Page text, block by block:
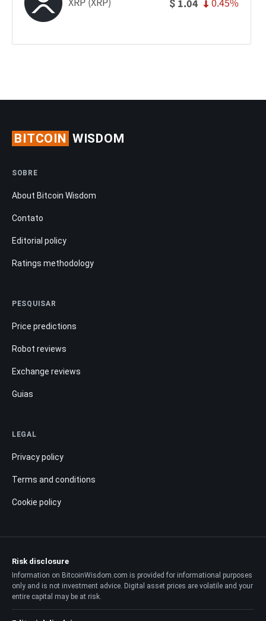
$ 1.04 0.45%
BITCOIN WISDOM
SOBRE
About Bitcoin Wisdom
Contato
Editorial policy
Ratings methodology
PESQUISAR
Price predictions
Robot reviews
Exchange reviews
Guias
LEGAL
Privacy policy
Terms and conditions
Cookie policy
Risk disclosure
Information on BitcoinWisdom.com is provided for informational purposes
only and is not investment advice. Digital asset prices are volatile and your
entire capital may be at risk.